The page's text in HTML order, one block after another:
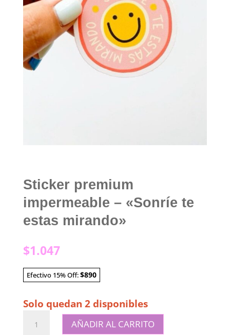
Sticker premium
impermeable – «Sonríe te
estas mirando»
$1.047
Efectivo 15% Off:$890
Solo quedan 2 disponibles
premium
AÑADIR AL CARRITO